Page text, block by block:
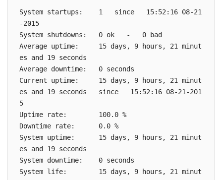
System startups:    1   since   15:52:16 08-21
-2015
System shutdowns:   0 ok   -   0 bad
Average uptime:     15 days, 9 hours, 21 minut
es and 19 seconds
Average downtime:   0 seconds
Current uptime:     15 days, 9 hours, 21 minut
es and 19 seconds   since   15:52:16 08-21-201
5
Uptime rate:        100.0 %
Downtime rate:      0.0 %
System uptime:      15 days, 9 hours, 21 minut
es and 19 seconds
System downtime:    0 seconds
System life:        15 days, 9 hours, 21 minut